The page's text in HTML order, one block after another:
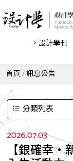
設計學刊
首頁 訊息公告
分類列表
2026.07.03
【銀確幸‧